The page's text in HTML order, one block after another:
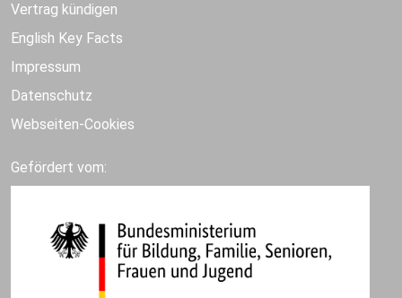
Vertrag kündigen
English Key Facts
Impressum
Datenschutz
Webseiten-Cookies
Gefördert vom: